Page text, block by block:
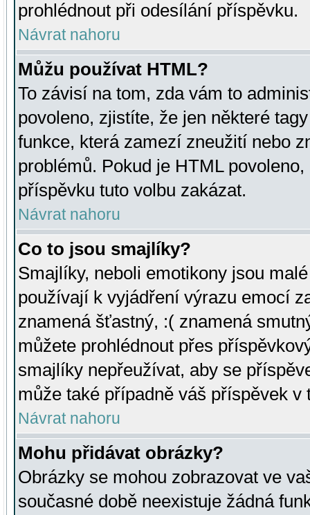
prohlédnout při odesílání příspěvku.
Návrat nahoru
Můžu používat HTML?
To závisí na tom, zda vám to
povoleno, zjistíte, že jen některé
funkce, která zamezí zneužití nebo
problémů. Pokud je HTML
příspěvku tuto volbu zakázat.
Návrat nahoru
Co to jsou smajlíky?
Smajlíky, neboli emotikony jsou
používají k vyjádření výrazu emocí
znamená šťastný, :( znamená
můžete prohlédnout přes
smajlíky nepřeužívat, aby se
může také případně váš příspěvek v
Návrat nahoru
Mohu přidávat obrázky?
Obrázky se mohou zobrazovat ve
současné době neexistuje žádná